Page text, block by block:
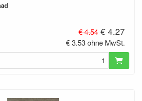
€ 4.54€ 4.27
€ 3.53 ohne MwSt.